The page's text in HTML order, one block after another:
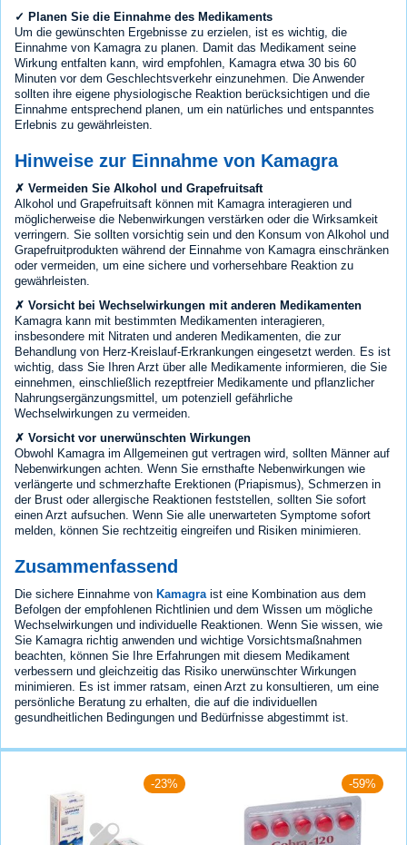
✓ Planen Sie die Einnahme des Medikaments
Um die gewünschten Ergebnisse zu erzielen, ist es wichtig, die
Einnahme von Kamagra zu planen. Damit das Medikament seine
Wirkung entfalten kann, wird empfohlen, Kamagra etwa 30 bis 60
Minuten vor dem Geschlechtsverkehr einzunehmen. Die Anwender
sollten ihre eigene physiologische Reaktion berücksichtigen und die
Einnahme entsprechend planen, um ein natürliches und entspanntes
Erlebnis zu gewährleisten.
Hinweise zur Einnahme von Kamagra
✗ Vermeiden Sie Alkohol und Grapefruitsaft
Alkohol und Grapefruitsaft können mit Kamagra interagieren und
möglicherweise die Nebenwirkungen verstärken oder die Wirksamkeit
verringern. Sie sollten vorsichtig sein und den Konsum von Alkohol und
Grapefruitprodukten während der Einnahme von Kamagra einschränken
oder vermeiden, um eine sichere und vorhersehbare Reaktion zu
gewährleisten.
✗ Vorsicht bei Wechselwirkungen mit anderen Medikamenten
Kamagra kann mit bestimmten Medikamenten interagieren,
insbesondere mit Nitraten und anderen Medikamenten, die zur
Behandlung von Herz-Kreislauf-Erkrankungen eingesetzt werden. Es ist
wichtig, dass Sie Ihren Arzt über alle Medikamente informieren, die Sie
einnehmen, einschließlich rezeptfreier Medikamente und pflanzlicher
Nahrungsergänzungsmittel, um potenziell gefährliche
Wechselwirkungen zu vermeiden.
✗ Vorsicht vor unerwünschten Wirkungen
Obwohl Kamagra im Allgemeinen gut vertragen wird, sollten Männer auf
Nebenwirkungen achten. Wenn Sie ernsthafte Nebenwirkungen wie
verlängerte und schmerzhafte Erektionen (Priapismus), Schmerzen in
der Brust oder allergische Reaktionen feststellen, sollten Sie sofort
einen Arzt aufsuchen. Wenn Sie alle unerwarteten Symptome sofort
melden, können Sie rechtzeitig eingreifen und Risiken minimieren.
Zusammenfassend
Die sichere Einnahme von Kamagra ist eine Kombination aus dem
Befolgen der empfohlenen Richtlinien und dem Wissen um mögliche
Wechselwirkungen und individuelle Reaktionen. Wenn Sie wissen, wie
Sie Kamagra richtig anwenden und wichtige Vorsichtsmaßnahmen
beachten, können Sie Ihre Erfahrungen mit diesem Medikament
verbessern und gleichzeitig das Risiko unerwünschter Wirkungen
minimieren. Es ist immer ratsam, einen Arzt zu konsultieren, um eine
persönliche Beratung zu erhalten, die auf die individuellen
gesundheitlichen Bedingungen und Bedürfnisse abgestimmt ist.
-23% -59%